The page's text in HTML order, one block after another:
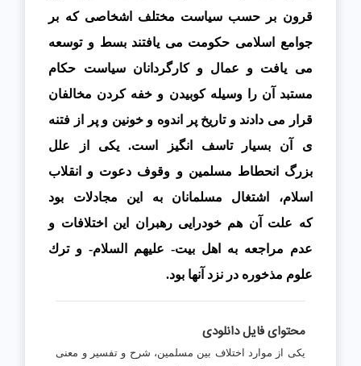
قرون بر حسب سياست مختلف
اشخاصى كه بر
جوامع اسلامى حكومت مى يافتند بسط و توسعه
مى يافت و عمال و
كارگردانان سياست حكام
مستبد آن را وسيله كوبيدن و خفه كردن مخالفان
قرار مى دادند و تاريخ پر اندوه و خونين و پر از فتنه
ى آن بسيار تاسف انگيز است. يكى از علل
بزرگ
انحطاط مسلمين و وقوف دعوت و انقلاب
اسلام، اشتغال مسلمانان به اين مجادلات بود
كه علت آن هم خودرايى رهبران اين اختلافات و
عدم مراجعه به اهل بيت- عليهم السلام- و ترك
علوم مذخوره در نزد آنها بود.
محتوای فایل دانلودی
يكى از موارد اختلاف بين مسلمين، شرح و تفسير و معنى